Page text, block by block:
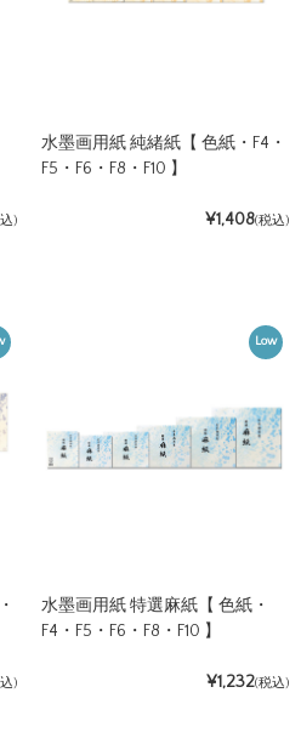
)
水墨画用紙 純緒紙【 色紙・F4・
F5・F6・F8・F10 】
¥1,408(税込)
)
Low
水墨画用紙 特選麻紙【 色紙・
F4・F5・F6・F8・F10 】
¥1,232(税込)